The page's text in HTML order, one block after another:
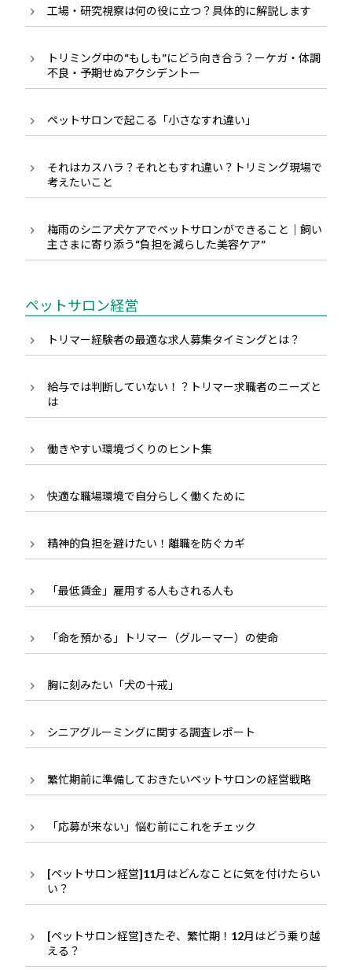
工場・研究視察は何の役に立つ？具体的に解説します
トリミング中の“もしも”にどう向き合う？ーケガ・体調
不良・予期せぬアクシデントー
ペットサロンで起こる「小さなすれ違い」
それはカスハラ？それともすれ違い？トリミング現場で
考えたいこと
梅雨のシニア犬ケアでペットサロンができること｜飼い
主さまに寄り添う“負担を減らした美容ケア”
ペットサロン経営
トリマー経験者の最適な求人募集タイミングとは？
給与では判断していない！？トリマー求職者のニーズと
は
働きやすい環境づくりのヒント集
快適な職場環境で自分らしく働くために
精神的負担を避けたい！離職を防ぐカギ
「最低賃金」雇用する人もされる人も
「命を預かる」トリマー（グルーマー）の使命
胸に刻みたい「犬の十戒」
シニアグルーミングに関する調査レポート
繁忙期前に準備しておきたいペットサロンの経営戦略
「応募が来ない」悩む前にこれをチェック
[ペットサロン経営]11月はどんなことに気を付けたらい
い？
[ペットサロン経営]きたぞ、繁忙期！12月はどう乗り越
える？